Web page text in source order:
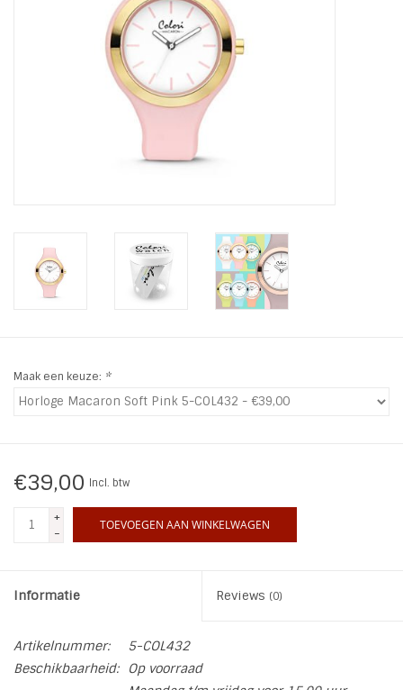
LIFESTYLE PRODUCTEN
SALE
Maak een keuze: *
€39,00 Incl. btw
+
-
TOEVOEGEN AAN WINKELWAGEN
Informatie Reviews (0)
Artikelnummer:
5-COL432
Beschikbaarheid:
Op voorraad